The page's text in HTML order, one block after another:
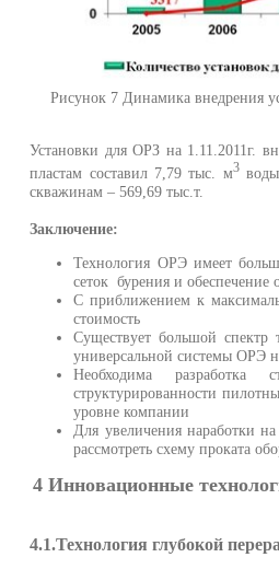
Рисунок 7 Динамика внедрения
Установки для ОРЗ на 1.11.2011г.
пластам составил 7,79 тыс. м3
скважинам – 569,69 тыс.т.
Заключение:
Технология ОРЭ имеет
сеток бурения и обеспечение
С приближением к
стоимость
Существует большой
универсальной системы ОРЭ
Необходима
структурированности
уровне компании
Для увеличения наработки
рассмотреть схему проката
4 Инновационные
4.1.Технология глубокой